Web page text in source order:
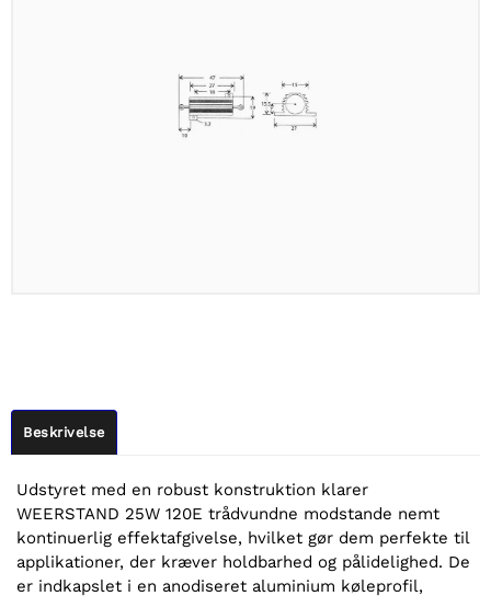
Beskrivelse
Udstyret med en robust konstruktion klarer
WEERSTAND 25W 120E trådvundne modstande nemt
kontinuerlig effektafgivelse, hvilket gør dem perfekte til
applikationer, der kræver holdbarhed og pålidelighed. De
er indkapslet i en anodiseret aluminium køleprofil,